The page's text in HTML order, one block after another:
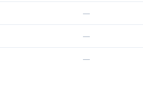
—
—
—